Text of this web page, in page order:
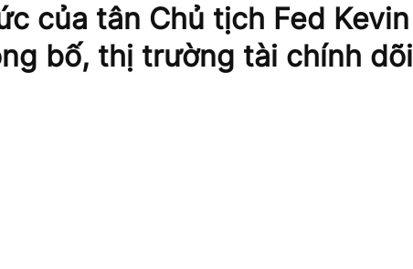
của tân Chủ tịch Fed Kevin
bố, thị trường tài chính dõi